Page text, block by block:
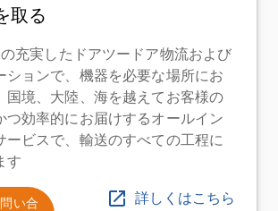
取る
充実したドアツードア物流および
ションで、機器を必要な場所にお
国境、大陸、海を越えてお客様の
つ効率的にお届けするオールイン
ービスで、輸送のすべての工程に
す
い合
詳しくはこちら